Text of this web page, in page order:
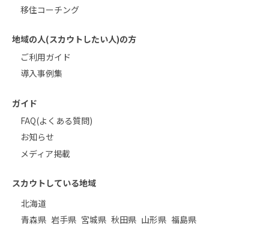
移住コーチング
地域の人(スカウトしたい人)の方
ご利用ガイド
導入事例集
ガイド
FAQ(よくある質問)
お知らせ
メディア掲載
スカウトしている地域
北海道
青森県 岩手県 宮城県 秋田県 山形県 福島県